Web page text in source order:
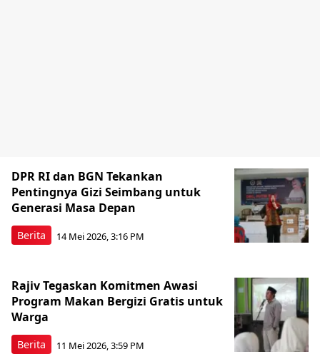
Berita
DPR RI dan BGN Tekankan
Pentingnya Gizi Seimbang untuk
Generasi Masa Depan
14 Mei 2026, 3:16 PM
Berita
Rajiv Tegaskan Komitmen Awasi
Program Makan Bergizi Gratis untuk
Warga
11 Mei 2026, 3:59 PM